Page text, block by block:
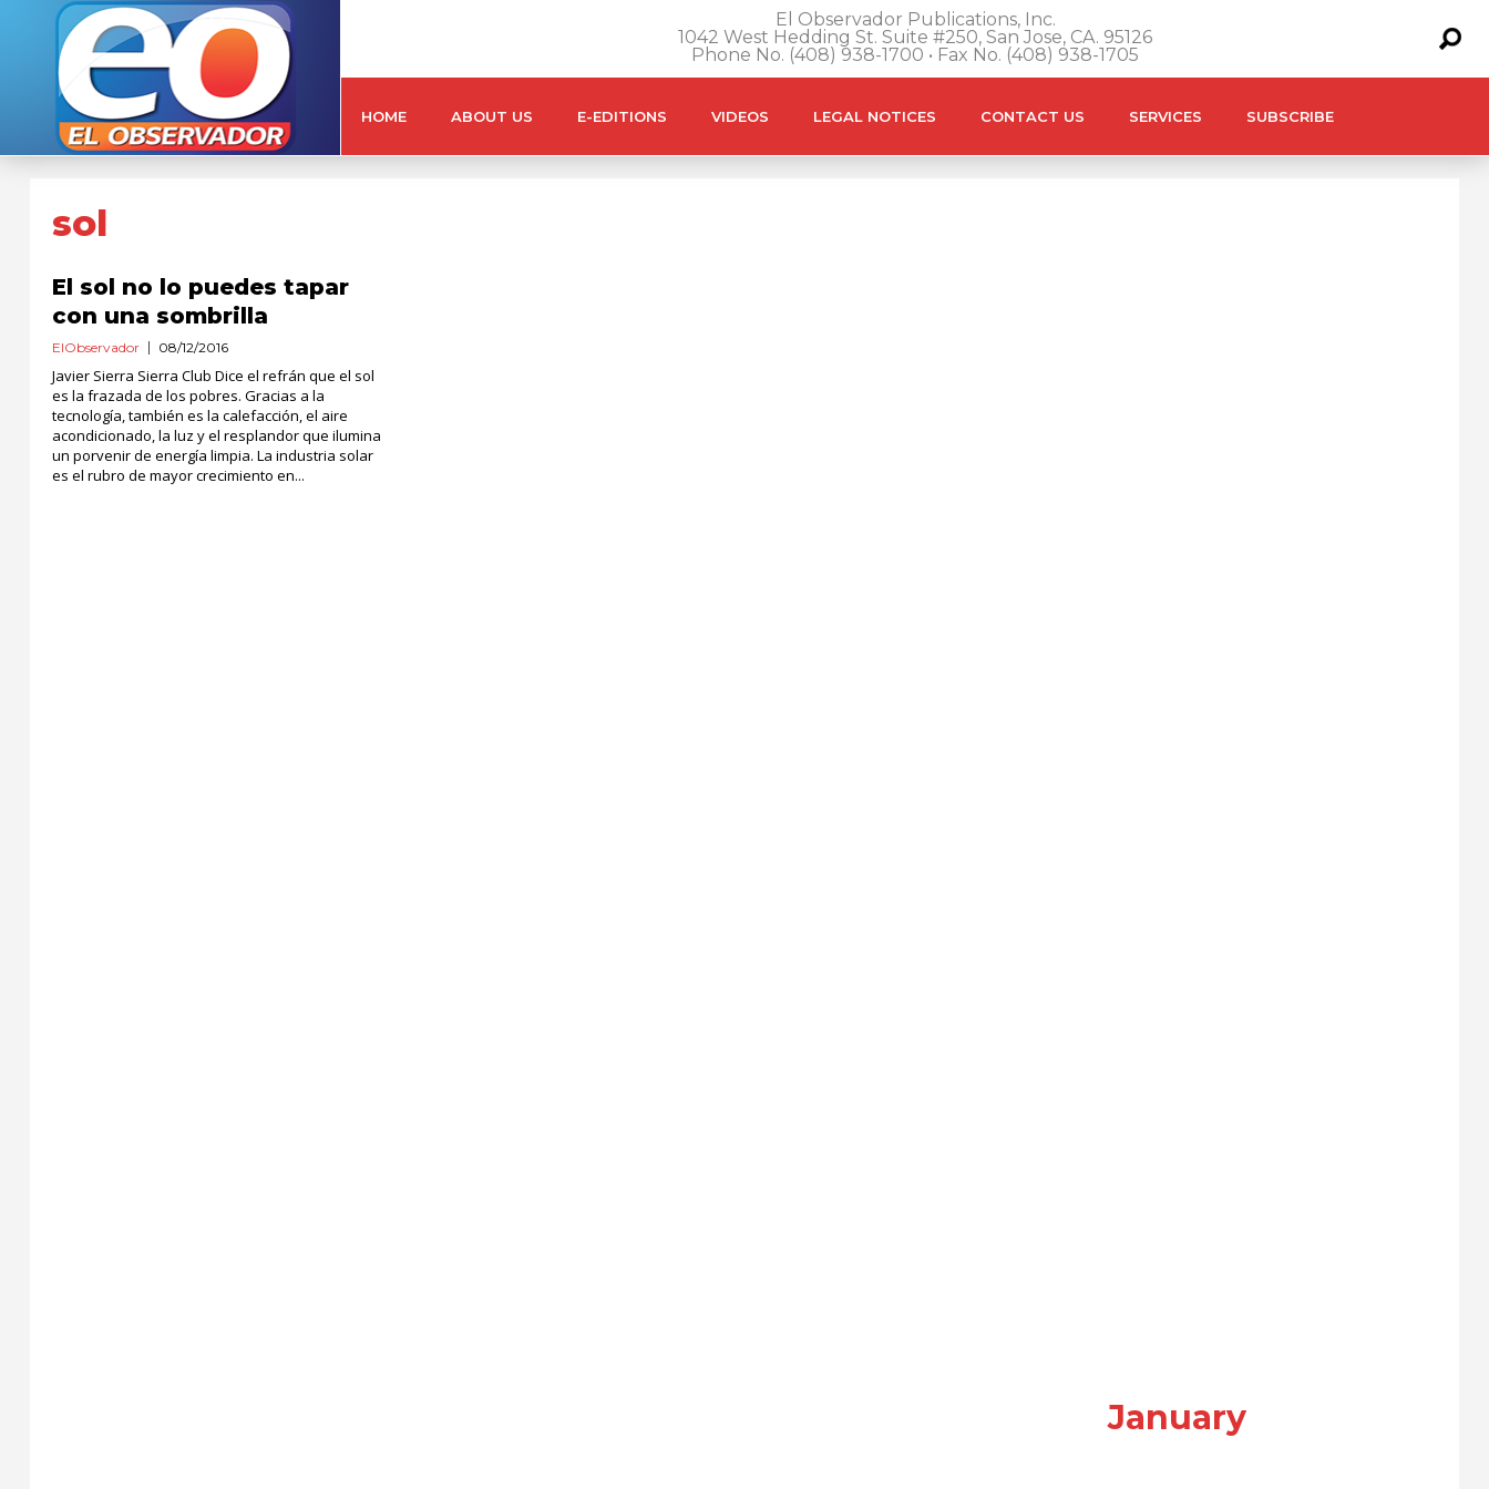
El Observador Publications, Inc.
1042 West Hedding St. Suite #250, San Jose, CA. 95126
Phone No. (408) 938-1700 • Fax No. (408) 938-1705
HOME ABOUT US E-EDITIONS VIDEOS LEGAL NOTICES CONTACT US SERVICES SUBSCRIBE
sol
El sol no lo puedes tapar
con una sombrilla
ElObservador 08/12/2016
Javier Sierra Sierra Club Dice el refrán que el sol
es la frazada de los pobres. Gracias a la
tecnología, también es la calefacción, el aire
acondicionado, la luz y el resplandor que ilumina
un porvenir de energía limpia. La industria solar
es el rubro de mayor crecimiento en...
January